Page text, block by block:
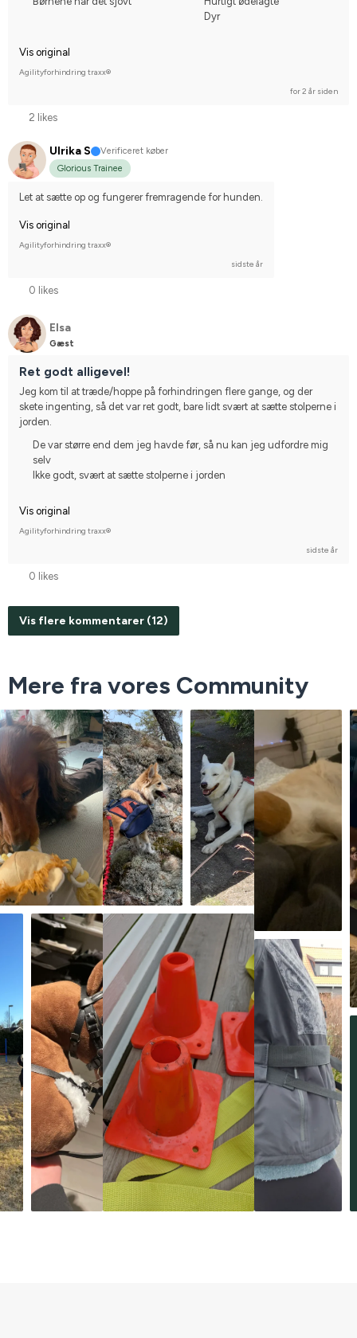
Dyr
Vis original
Agilityforhindring traxx®
for 2 år siden
2 likes
Ulrika S
Verificeret køber
Glorious Trainee
Let at sætte op og fungerer fremragende for hunden.
Vis original
Agilityforhindring traxx®
sidste år
0 likes
Elsa
Gæst
Ret godt alligevel!
Jeg kom til at træde/hoppe på forhindringen flere gange, og der
skete ingenting, så det var ret godt, bare lidt svært at sætte stolperne i
jorden.
De var større end dem jeg havde før, så nu kan jeg udfordre mig
selv
Ikke godt, svært at sætte stolperne i jorden
Vis original
Agilityforhindring traxx®
sidste år
0 likes
Vis flere kommentarer (12)
Mere fra vores Community